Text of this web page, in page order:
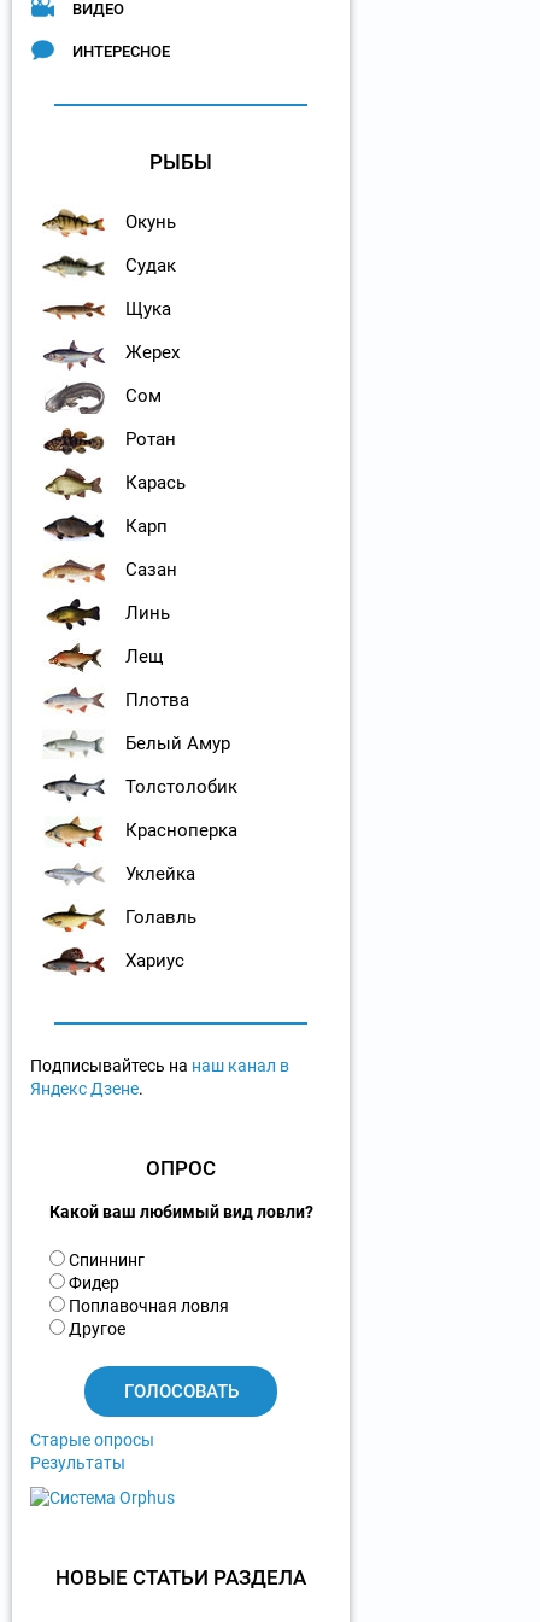
ВИДЕО
ИНТЕРЕСНОЕ
РЫБЫ
Окунь
Судак
Щука
Жерех
Сом
Ротан
Карась
Карп
Сазан
Линь
Лещ
Плотва
Белый Амур
Толстолобик
Красноперка
Уклейка
Голавль
Хариус
Подписывайтесь на наш канал в
Яндекс Дзене.
ОПРОС
Какой ваш любимый вид ловли?
В
а
р
и
Спиннинг
Фидер
Поплавочная ловля
Другое
Старые опросы
Результаты
НОВЫЕ СТАТЬИ РАЗДЕЛА